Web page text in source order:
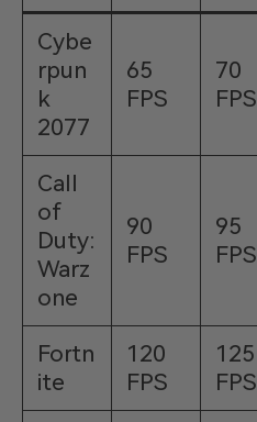
Cybe
rpun
k
2077
65
FPS
70
FPS
Call
of
Duty:
Warz
one
90
FPS
95
FPS
Fortn
ite
120
FPS
125
FPS